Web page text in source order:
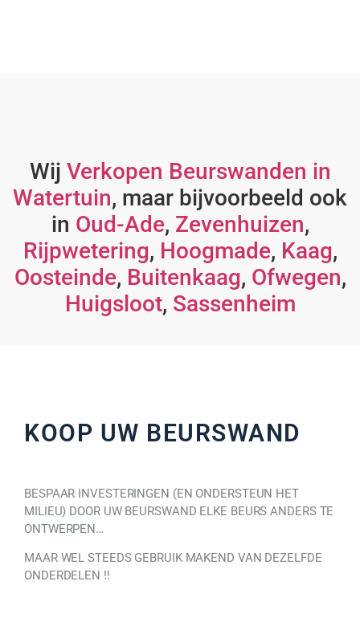
Wij Verkopen Beurswanden in
Watertuin, maar bijvoorbeeld ook
in Oud-Ade, Zevenhuizen,
Rijpwetering, Hoogmade, Kaag,
Oosteinde, Buitenkaag, Ofwegen,
Huigsloot, Sassenheim
KOOP UW BEURSWAND
BESPAAR INVESTERINGEN (EN ONDERSTEUN HET
MILIEU) DOOR UW BEURSWAND ELKE BEURS ANDERS TE
ONTWERPEN…
MAAR WEL STEEDS GEBRUIK MAKEND VAN DEZELFDE
ONDERDELEN !!